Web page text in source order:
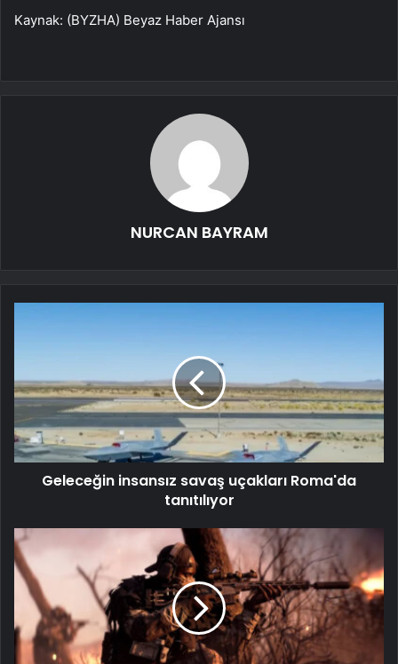
Kaynak: (BYZHA) Beyaz Haber Ajansı
NURCAN BAYRAM
Geleceğin insansız savaş uçakları Roma'da
tanıtılıyor